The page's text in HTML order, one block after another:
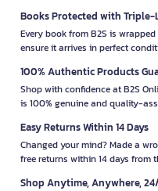
Books Protected with Triple-
Every book from B2S is
ensure it arrives in perfect
100% Authentic Products
Shop with confidence at B2S
is 100% genuine and quality-
Easy Returns Within 14 Days
Changed your mind? Made a
free returns within 14 days from
Shop Anytime, Anywhere,